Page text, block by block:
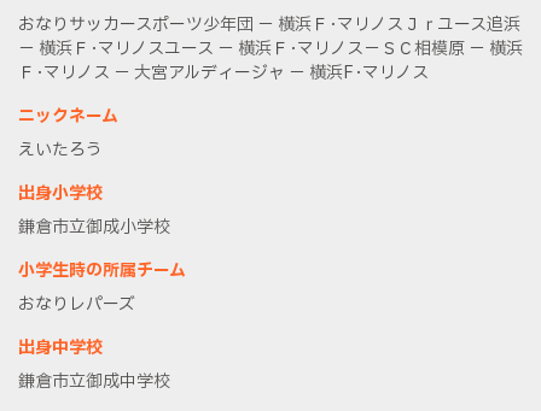
おなりサッカースポーツ少年団 － 横浜Ｆ･マリノスＪｒユース追浜
－ 横浜Ｆ･マリノスユース － 横浜Ｆ･マリノス－ＳＣ相模原 － 横浜
Ｆ･マリノス － 大宮アルディージャ － 横浜F･マリノス
ニックネーム
えいたろう
出身小学校
鎌倉市立御成小学校
小学生時の所属チーム
おなりレパーズ
出身中学校
鎌倉市立御成中学校